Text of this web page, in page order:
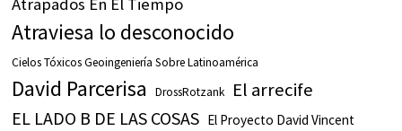
Atraviesa lo desconocido
Cielos Tóxicos Geoingeniería Sobre Latinoamérica
David Parcerisa DrossRotzank El arrecife
EL LADO B DE LAS COSAS El Proyecto David Vincent